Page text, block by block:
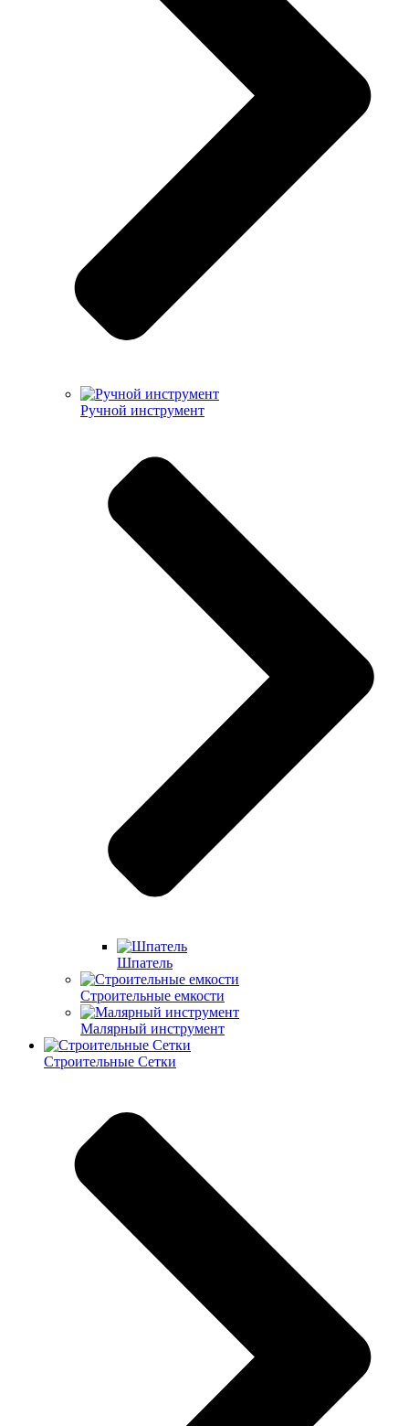
Ручной инструмент
Шпатель
Строительные емкости
Малярный инструмент
Строительные Сетки